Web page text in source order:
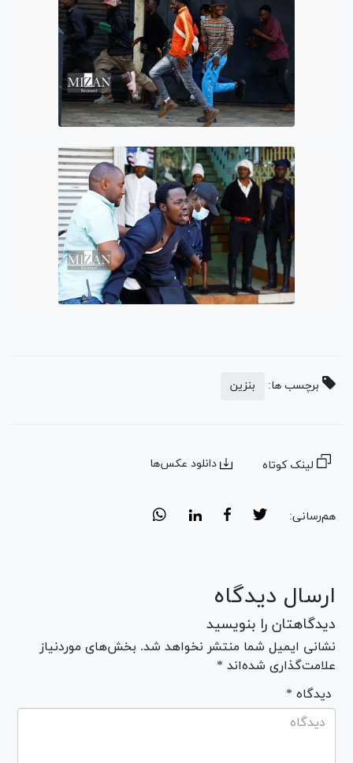
برچسب ها: بنزین
لینک کوتاه دانلود عکس‌ها
هم‌رسانی:
ارسال دیدگاه
دیدگاهتان را بنویسید
نشانی ایمیل شما منتشر نخواهد شد. بخش‌های موردنیاز
علامت‌گذاری شده‌اند *
* دیدگاه